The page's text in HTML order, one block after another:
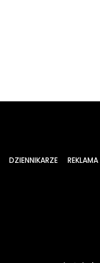
DZIENNIKARZE REKLAMA